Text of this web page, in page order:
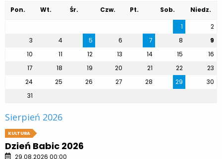
Pon. Wt. Śr. Czw. Pt. Sob.
Niedz.
1
2
3
4 5 6 7 8
9
10
11 12 13 14 15
16
17
18 19 20 21 22
23
24
25 26 27 28 29
30
31
Sierpień 2026
KULTURA
Dzień Babic 2026
29.08.2026 00:00